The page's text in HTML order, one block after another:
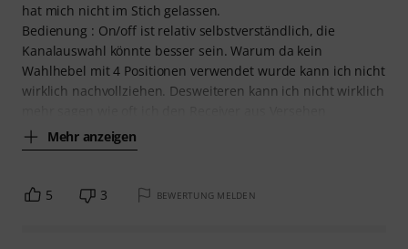
hat mich nicht im Stich gelassen.
Bedienung : On/off ist relativ selbstverständlich, die
Kanalauswahl könnte besser sein. Warum da kein
Wahlhebel mit 4 Positionen verwendet wurde kann ich nicht
wirklich nachvollziehen. Desweiteren kann ich nicht wirklich
Mehr anzeigen
5 3 BEWERTUNG MELDEN